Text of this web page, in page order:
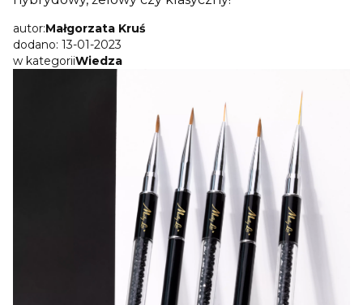
autor:Małgorzata Kruś
dodano: 13-01-2023
w kategoriiWiedza